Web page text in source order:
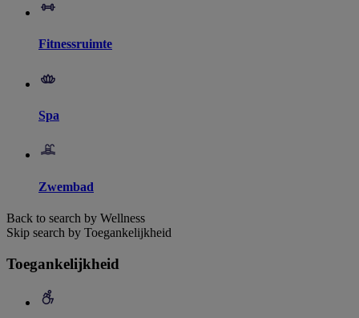
Fitnessruimte
Spa
Zwembad
Back to search by Wellness
Skip search by Toegankelijkheid
Toegankelijkheid